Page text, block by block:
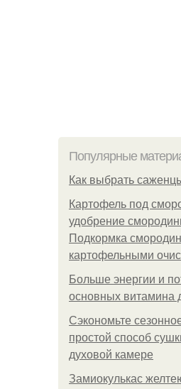
Популярные
Как выбрать
Картофель под
удобрение
Подкормка
картофельными
Больше энергии и
основных витамина
Сэкономьте
простой способ
духовой камере
Замиокулькас